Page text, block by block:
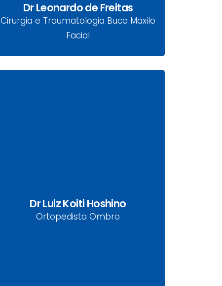
Dr Leonardo de Freitas
Cirurgia e Traumatologia Buco Maxilo
Facial
Dr Luiz Koiti Hoshino
Ortopedista Ombro
CRM-PR: 10405 | RQE 4811 | RQE 776
Ortopedista Ombro